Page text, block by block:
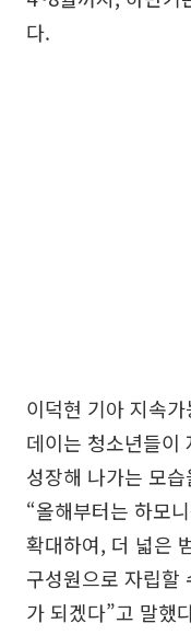
다.
이덕현 기아 지속
데이는 청소년들이
성장해 나가는 모
“올해부터는 하모
확대하여, 더 넓은
구성원으로 자립할
가 되겠다”고 말했